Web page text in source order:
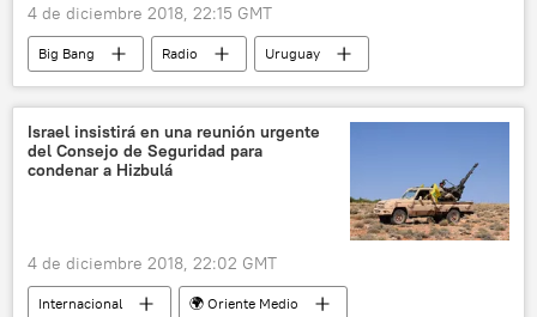
4 de diciembre 2018, 22:15 GMT
Big Bang Radio
Uruguay
China
Montevideo
Israel insistirá en una reunión urgente
del Consejo de Seguridad para
condenar a Hizbulá
4 de diciembre 2018, 22:02 GMT
Internacional
🌍 Oriente Medio